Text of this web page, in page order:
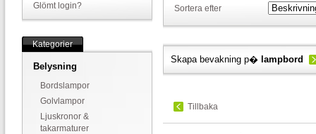
Glömt login?
Kategorier
Belysning
Bordslampor
Golvlampor
Ljuskronor &
takarmaturer
Sortera efter
Skapa bevakning p� lampbord
Tillbaka